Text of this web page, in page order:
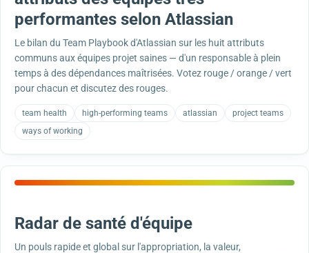
performantes selon Atlassian
Le bilan du Team Playbook d'Atlassian sur les huit attributs
communs aux équipes projet saines — d'un responsable à plein
temps à des dépendances maîtrisées. Votez rouge / orange / vert
pour chacun et discutez des rouges.
team health high-performing teams atlassian
project teams
ways of working
Radar de santé d'équipe
Un pouls rapide et global sur l'appropriation, la valeur,